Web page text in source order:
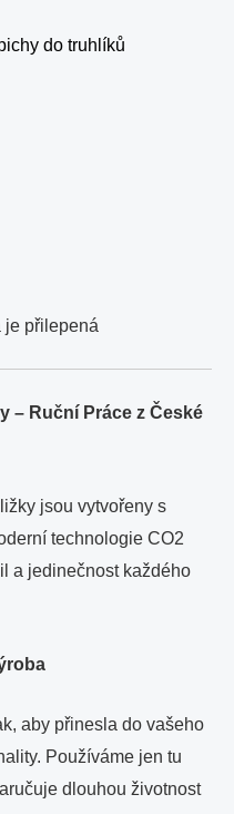
do truhlíků
je přilepená
– Ruční Práce z České
jsou vytvořeny s
technologie CO2
a jedinečnost každého
aby přinesla do vašeho
Používáme jen tu
dlouhou životnost